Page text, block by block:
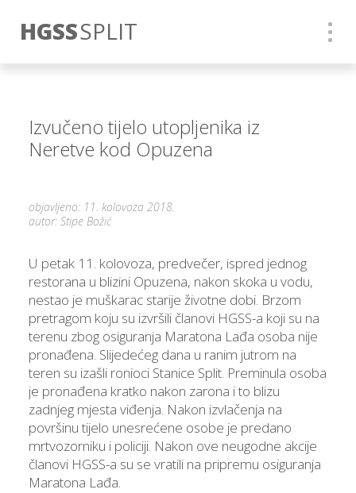
HGSSSPLIT
Izvučeno tijelo utopljenika iz
Neretve kod Opuzena
objavljeno: 11. kolovoza 2018.
autor: Stipe Božić
U petak 11. kolovoza, predvečer, ispred jednog
restorana u blizini Opuzena, nakon skoka u vodu,
nestao je muškarac starije životne dobi. Brzom
pretragom koju su izvršili članovi HGSS-a koji su na
terenu zbog osiguranja Maratona Lađa osoba nije
pronađena. Slijedećeg dana u ranim jutrom na
teren su izašli ronioci Stanice Split. Preminula osoba
je pronađena kratko nakon zarona i to blizu
zadnjeg mjesta viđenja. Nakon izvlačenja na
površinu tijelo unesrećene osobe je predano
mrtvozorniku i policiji. Nakon ove neugodne akcije
članovi HGSS-a su se vratili na pripremu osiguranja
Maratona Lađa.